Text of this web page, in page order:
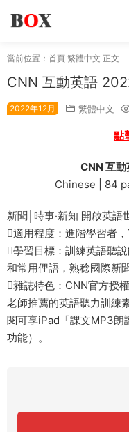
當前位置： 首頁 繁體中文 正文
CNN 互動英語
2022年12月 繁體中文
點
CNN 互
Chinese | 84
新聞│時事‧新知 開啟英語
適用程度：進階學習者
學習目標：訓練英語聽
和常用俚語，熟稔國際新
雜誌特色：CNN官方授
老師推薦的英語聽力訓練
閱可享iPad「課文MP3朗
功能）。